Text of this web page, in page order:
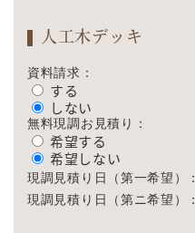
人工木デッキ
資料請求：
する
しない
無料現調お見積り：
希望する
希望しない
現調見積り日（第一希望）：
現調見積り日（第ニ希望）：